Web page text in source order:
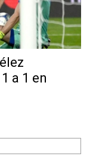
a 1 en